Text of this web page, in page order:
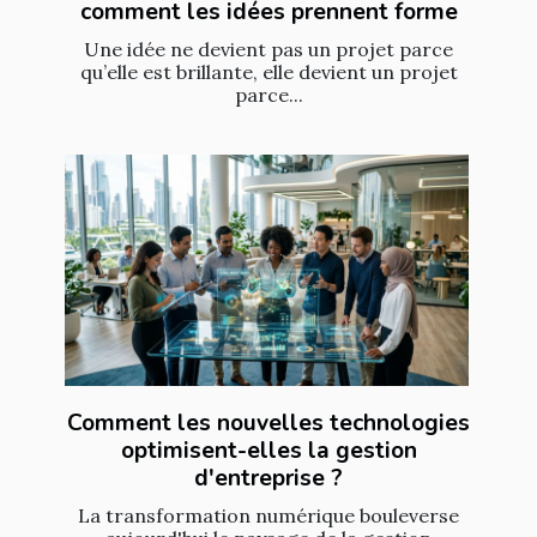
comment les idées prennent forme
Une idée ne devient pas un projet parce
qu’elle est brillante, elle devient un projet
parce...
Comment les nouvelles technologies
optimisent-elles la gestion
d'entreprise ?
La transformation numérique bouleverse